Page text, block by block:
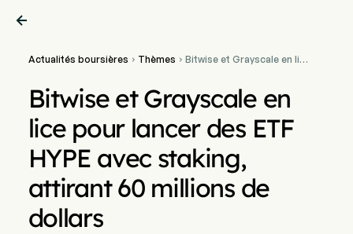

Actualités boursières  Thèmes  Bitwise et Grayscale en lice
millions de dollars
Bitwise et Grayscale en
lice pour lancer des ETF
HYPE avec staking,
attirant 60 millions de
dollars